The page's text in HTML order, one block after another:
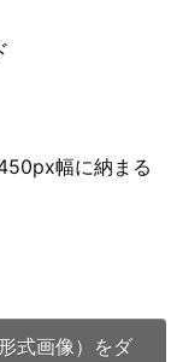
幅に納まる
式画像）をダ